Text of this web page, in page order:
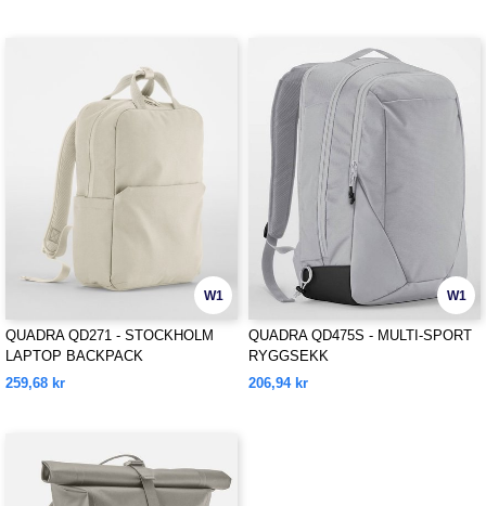
W1
QUADRA QD271 - STOCKHOLM
LAPTOP BACKPACK
259,68 kr
W1
QUADRA QD475S - MULTI-SPORT
RYGGSEKK
206,94 kr